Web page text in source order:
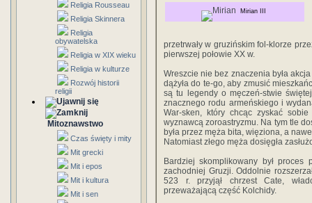
Religia Rousseau
Religia Skinnera
Religia
obywatelska
Religia w XIX wieku
Religia w kulturze
Rozwój historii
religii
Mitoznawstwo
Czas święty i mity
Mit grecki
Mit i epos
Mit i kultura
Mit i sen
Mirian III
przetrwały w gruzińskim fol-klorze
pierwszej połowie XX w.
Wreszcie nie bez znaczenia była
dążyła do te-go, aby zmusić
są tu legendy o męczeń-stwie
znacznego rodu armeńskiego i
War-sken, który chcąc zyskać sobie
wyznawcą zoroastryzmu. Na tym tle
była przez męża bita, więziona, a
Natomiast złego męża dosięgła
Bardziej skomplikowany był proces
zachodniej Gruzji. Oddolnie
523 r. przyjął chrzest Cate,
przeważającą część Kolchidy.